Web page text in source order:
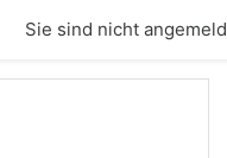
Sie sind nicht